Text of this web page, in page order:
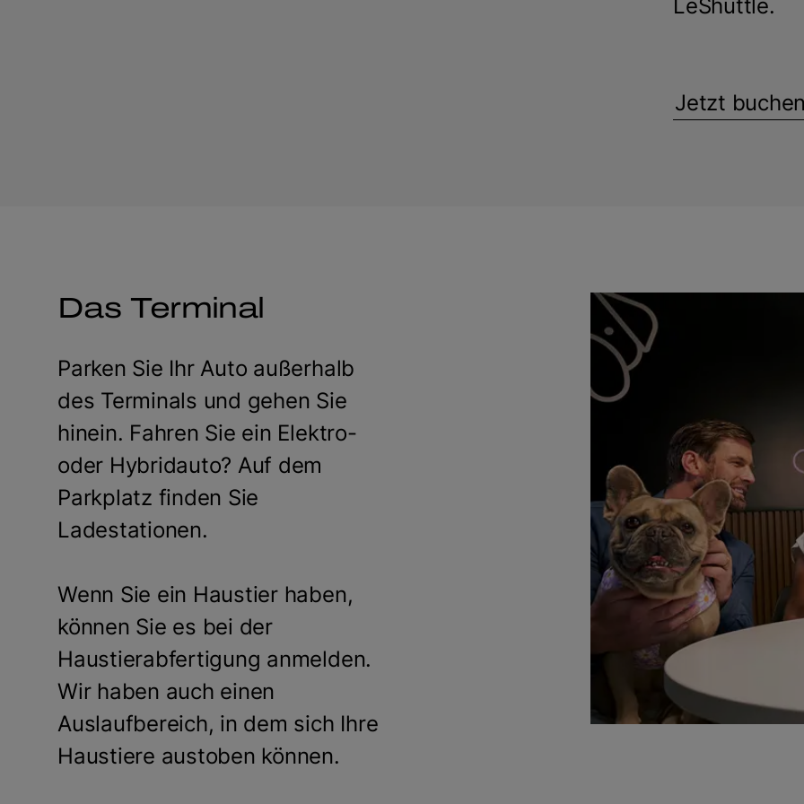
LeShuttle.
Jetzt
Das Terminal
Parken Sie Ihr Auto außerhalb
des Terminals und gehen Sie
hinein. Fahren Sie ein Elektro-
oder Hybridauto? Auf dem
Parkplatz finden Sie
Ladestationen.
Wenn Sie ein Haustier haben,
können Sie es bei der
Haustierabfertigung anmelden.
Wir haben auch einen
Auslaufbereich, in dem sich Ihre
Haustiere austoben können.